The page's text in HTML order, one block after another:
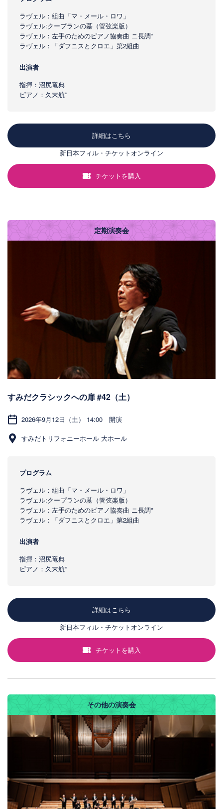
ラヴェル：組曲「マ・メール・ロワ」
ラヴェル:クープランの墓（管弦楽版）
ラヴェル：左手のためのピアノ協奏曲 ニ長調*
ラヴェル：「ダフニスとクロエ」第2組曲
出演者
指揮：沼尻竜典
ピアノ：久末航*
詳細はこちら
新日本フィル・チケットオンライン
チケットを購入
定期演奏会
すみだクラシックへの扉 #42（土）
2026年9月12日（土） 14:00 開演
すみだトリフォニーホール 大ホール
プログラム
ラヴェル：組曲「マ・メール・ロワ」
ラヴェル:クープランの墓（管弦楽版）
ラヴェル：左手のためのピアノ協奏曲 ニ長調*
ラヴェル：「ダフニスとクロエ」第2組曲
出演者
指揮：沼尻竜典
ピアノ：久末航*
詳細はこちら
新日本フィル・チケットオンライン
チケットを購入
その他の演奏会